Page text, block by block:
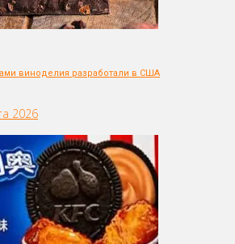
виноделия разработали в США
2026